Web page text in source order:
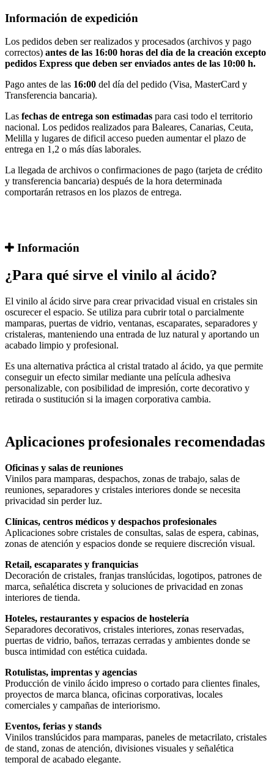
Información de expedición
Los pedidos deben ser realizados y procesados (archivos y pago
correctos) antes de las 16:00 horas del dia de la creación excepto
pedidos Express que deben ser enviados antes de las 10:00 h.
Pago antes de las 16:00 del día del pedido (Visa, MasterCard y
Transferencia bancaria).
Las fechas de entrega son estimadas para casi todo el territorio
nacional. Los pedidos realizados para Baleares, Canarias, Ceuta,
Melilla y lugares de dificil acceso pueden aumentar el plazo de
entrega en 1,2 o más días laborales.
La llegada de archivos o confirmaciones de pago (tarjeta de crédito
y transferencia bancaria) después de la hora determinada
comportarán retrasos en los plazos de entrega.
Información
¿Para qué sirve el vinilo al ácido?
El vinilo al ácido sirve para crear privacidad visual en cristales sin
oscurecer el espacio. Se utiliza para cubrir total o parcialmente
mamparas, puertas de vidrio, ventanas, escaparates, separadores y
cristaleras, manteniendo una entrada de luz natural y aportando un
acabado limpio y profesional.
Es una alternativa práctica al cristal tratado al ácido, ya que permite
conseguir un efecto similar mediante una película adhesiva
personalizable, con posibilidad de impresión, corte decorativo y
retirada o sustitución si la imagen corporativa cambia.
Aplicaciones profesionales recomendadas
Oficinas y salas de reuniones
Vinilos para mamparas, despachos, zonas de trabajo, salas de
reuniones, separadores y cristales interiores donde se necesita
privacidad sin perder luz.
Clínicas, centros médicos y despachos profesionales
Aplicaciones sobre cristales de consultas, salas de espera, cabinas,
zonas de atención y espacios donde se requiere discreción visual.
Retail, escaparates y franquicias
Decoración de cristales, franjas translúcidas, logotipos, patrones de
marca, señalética discreta y soluciones de privacidad en zonas
interiores de tienda.
Hoteles, restaurantes y espacios de hostelería
Separadores decorativos, cristales interiores, zonas reservadas,
puertas de vidrio, baños, terrazas cerradas y ambientes donde se
busca intimidad con estética cuidada.
Rotulistas, imprentas y agencias
Producción de vinilo ácido impreso o cortado para clientes finales,
proyectos de marca blanca, oficinas corporativas, locales
comerciales y campañas de interiorismo.
Eventos, ferias y stands
Vinilos translúcidos para mamparas, paneles de metacrilato, cristales
de stand, zonas de atención, divisiones visuales y señalética
temporal de acabado elegante.